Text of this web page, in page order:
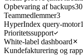
Opbevaring af backups
Teammedlemmer3
HyperIndex query-motor
Prioritetssupport
White-label dashboard
Kundefakturering og